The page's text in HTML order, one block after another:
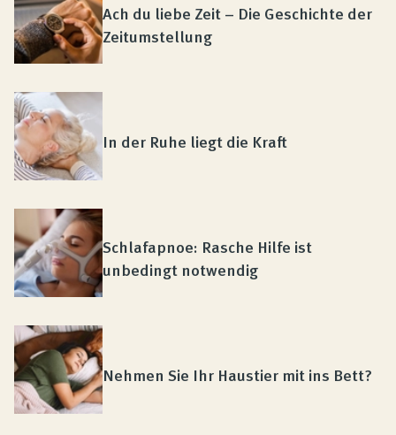
Ach du liebe Zeit – Die Geschichte der
Zeitumstellung
In der Ruhe liegt die Kraft
Schlafapnoe: Rasche Hilfe ist
unbedingt notwendig
Nehmen Sie Ihr Haustier mit ins Bett?